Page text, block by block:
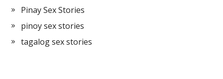
Pinay Sex Stories
pinoy sex stories
tagalog sex stories